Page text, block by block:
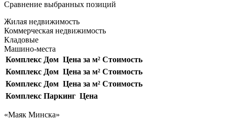
Сравнение выбранных позиций
Жилая недвижимость
Коммерческая недвижимость
Кладовые
Машино-места
Комплекс Дом Цена за м² Стоимость
Комплекс Дом Цена за м² Стоимость
Комплекс Дом Цена за м² Стоимость
Комплекс Паркинг Цена
«Маяк Минска»